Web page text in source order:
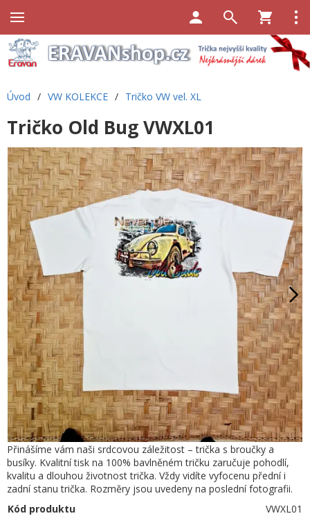
Úvod / VW KOLEKCE / Tričko VW vel. XL
Tričko Old Bug VWXL01
Přinášíme vám naši srdcovou záležitost – trička s broučky a
busíky. Kvalitní tisk na 100% bavlněném tričku zaručuje pohodlí,
kvalitu a dlouhou životnost trička. Vždy vidíte vyfocenu přední i
zadní stanu trička. Rozměry jsou uvedeny na poslední fotografii.
Kód produktu
VWXL01